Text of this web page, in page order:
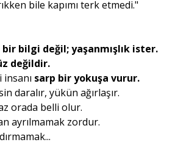
bile kapımı terk etmedi."
bilgi değil; yaşanmışlık ister.
değildir.
sarp bir yokuşa vurur.
daralır, yükün ağırlaşır.
orada belli olur.
ayrılmamak zordur.